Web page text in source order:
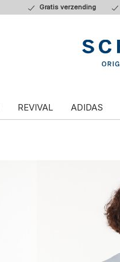
Gratis verzending
REVIVAL ADIDAS